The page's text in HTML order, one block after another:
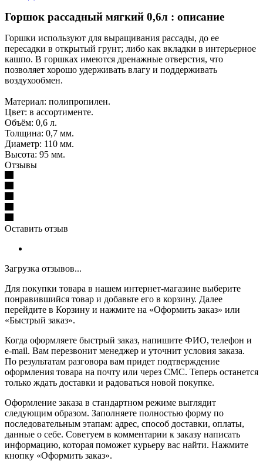
Горшок рассадный мягкий 0,6л : описание
Горшки используют для выращивания рассады, до ее
пересадки в открытый грунт; либо как вкладки в интерьерное
кашпо. В горшках имеются дренажные отверстия, что
позволяет хорошо удерживать влагу и поддерживать
воздухообмен.
Материал: полипропилен.
Цвет: в ассортименте.
Объём: 0,6 л.
Толщина: 0,7 мм.
Диаметр: 110 мм.
Высота: 95 мм.
Отзывы
Оставить отзыв
Загрузка отзывов...
Для покупки товара в нашем интернет-магазине выберите
понравившийся товар и добавьте его в корзину. Далее
перейдите в Корзину и нажмите на «Оформить заказ» или
«Быстрый заказ».
Когда оформляете быстрый заказ, напишите ФИО, телефон и
e-mail. Вам перезвонит менеджер и уточнит условия заказа.
По результатам разговора вам придет подтверждение
оформления товара на почту или через СМС. Теперь останется
только ждать доставки и радоваться новой покупке.
Оформление заказа в стандартном режиме выглядит
следующим образом. Заполняете полностью форму по
последовательным этапам: адрес, способ доставки, оплаты,
данные о себе. Советуем в комментарии к заказу написать
информацию, которая поможет курьеру вас найти. Нажмите
кнопку «Оформить заказ».